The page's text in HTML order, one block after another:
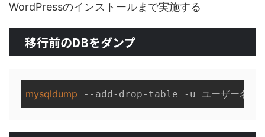
WordPressのインストールまで実施する
移行前のDBをダンプ
mysqldump